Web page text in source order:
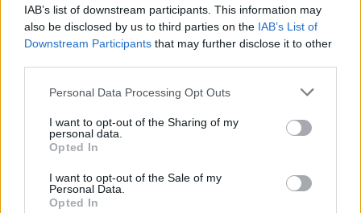
IAB’s list of downstream participants. This information may
also be disclosed by us to third parties on the IAB’s List of
Downstream Participants that may further disclose it to other
Personal Data Processing Opt Outs
I want to opt-out of the Sharing of my
personal data.
Opted In
I want to opt-out of the Sale of my
Personal Data.
Opted In
ΠΕΡΙΣΣΟΤΕΡΑ ΣΤΗΝ ΙΔΙΑ
ΚΑΤΗΓΟΡΙΑ
Ενέργεια και λιπάσματα: Ο φόβος
νέου κύματος ανατιμήσεων και το
σχέδιο στήριξης- Τέλη Μαΐου η